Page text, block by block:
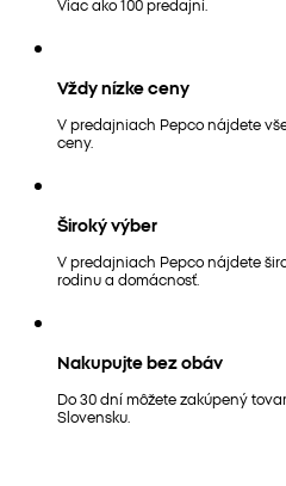
Vždy nízke ceny
V predajniach Pepco nájdete
ceny.
Široký výber
V predajniach Pepco nájdete
rodinu a domácnosť.
Nakupujte bez obáv
Do 30 dní môžete zakúpený
Slovensku.